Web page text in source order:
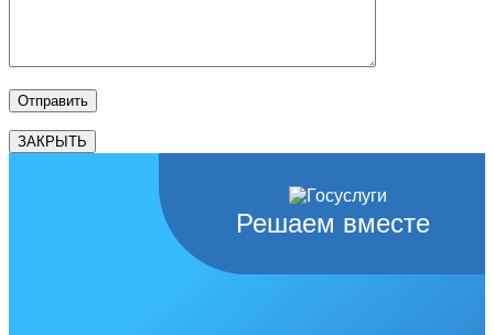
ЗАКРЫТЬ
Решаем вместе